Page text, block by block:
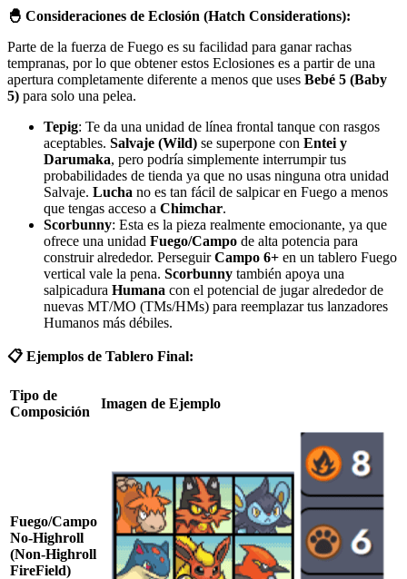
🐣 Consideraciones de Eclosión (Hatch Considerations):
Parte de la fuerza de Fuego es su facilidad para ganar rachas
tempranas, por lo que obtener estos Eclosiones es a partir de una
apertura completamente diferente a menos que uses Bebé 5 (Baby
5) para solo una pelea.
Tepig: Te da una unidad de línea frontal tanque con rasgos
aceptables. Salvaje (Wild) se superpone con Entei y
Darumaka, pero podría simplemente interrumpir tus
probabilidades de tienda ya que no usas ninguna otra unidad
Salvaje. Lucha no es tan fácil de salpicar en Fuego a menos
que tengas acceso a Chimchar.
Scorbunny: Esta es la pieza realmente emocionante, ya que
ofrece una unidad Fuego/Campo de alta potencia para
construir alrededor. PerseguirCampo 6+ en un tablero Fuego
vertical vale la pena. Scorbunny también apoya una
salpicadura Humana con el potencial de jugar alrededor de
nuevas MT/MO (TMs/HMs) para reemplazar tus lanzadores
Humanos más débiles.
📋 Ejemplos de Tablero Final:
Tipo de
Composición
Imagen de Ejemplo
Fuego/Campo
No-Highroll
(Non-Highroll
FireField)